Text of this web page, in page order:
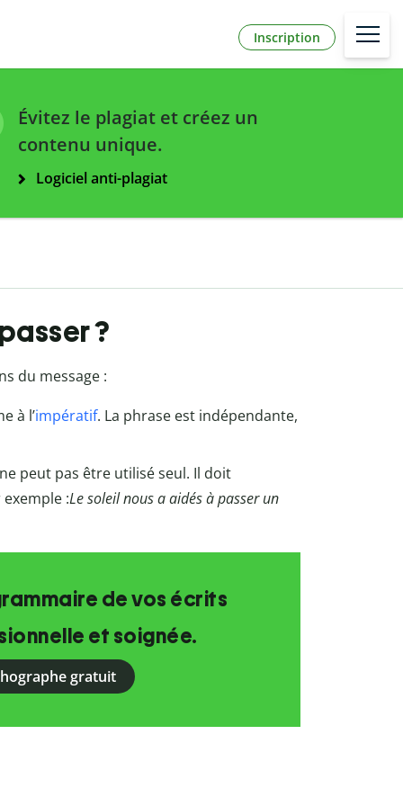
Inscription
Évitez le plagiat et créez un
contenu unique.
Logiciel anti-plagiat
?
du message :
à l’impératif. La phrase est indépendante,
peut pas être utilisé seul. Il doit
:Le soleil nous a aidés à passer un
de vos écrits
et soignée.
gratuit